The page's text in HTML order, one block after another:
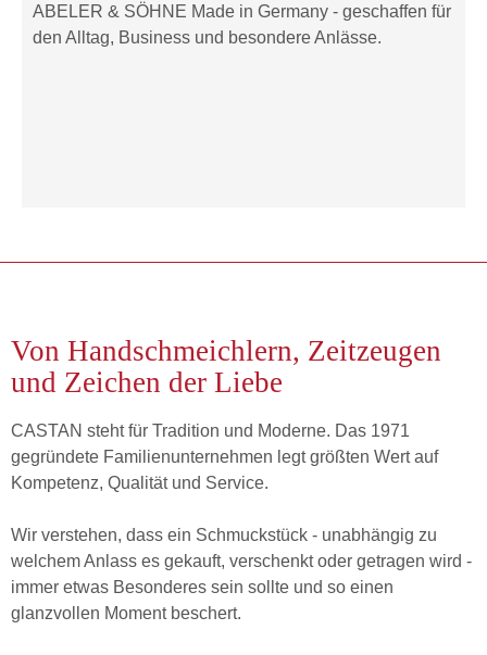
ABELER & SÖHNE Made in Germany - geschaffen für
den Alltag, Business und besondere Anlässe.
Von Handschmeichlern, Zeitzeugen
und Zeichen der Liebe
CASTAN steht für Tradition und Moderne. Das 1971
gegründete Familienunternehmen legt größten Wert auf
Kompetenz, Qualität und Service.
Wir verstehen, dass ein Schmuckstück - unabhängig zu
welchem Anlass es gekauft, verschenkt oder getragen wird -
immer etwas Besonderes sein sollte und so einen
glanzvollen Moment beschert.